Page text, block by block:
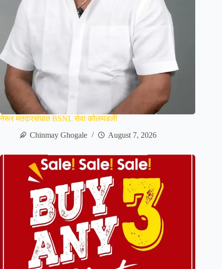
नेरूर मतदारसंघात BSNL सेवा कोलमडली
Chinmay Ghogale
August 7, 2026